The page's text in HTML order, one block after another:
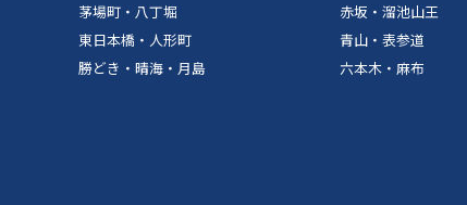
茅場町・八丁堀
東日本橋・人形町
勝どき・晴海・月島
赤坂・溜池山王
青山・表参道
六本木・麻布